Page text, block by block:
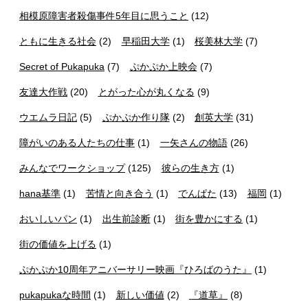
相模原障害者殺傷事件5年目に思うこと (12)
ともに生きる社会 (2) 早稲田大学(1) 桜美林大学 (7)
Secret of Pukapuka (7) ぷかぷか上映会(7)
友達大作戦 (20) とがった心が丸くなる (9)
ウエムラ日記 (5) ぷかぷか作り隊(2) 創英大学 (31)
障がいのある人たちの仕事 (1) 一矢さんの物語(26)
みんなでワークショップ(125) 彼らの生き方(1)
hana基準 (1) 苦情と向き合う (1) でんぱた (13) 福岡 (1)
おいしいパン (1) 出生前診断(1) 街を豊かにする (1)
街の価値を上げる (1)
ぷかぷか10周年アニバーサリー映画『ひろばのうた』 (1)
pukapukaな時間 (1) 新しい価値 (2) 『道草』 (8)